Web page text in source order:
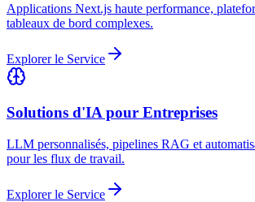
Applications Next.js haute performance,
tableaux de bord complexes.
Explorer le Service
Solutions d'IA pour Entreprises
LLM personnalisés, pipelines RAG et
pour les flux de travail.
Explorer le Service